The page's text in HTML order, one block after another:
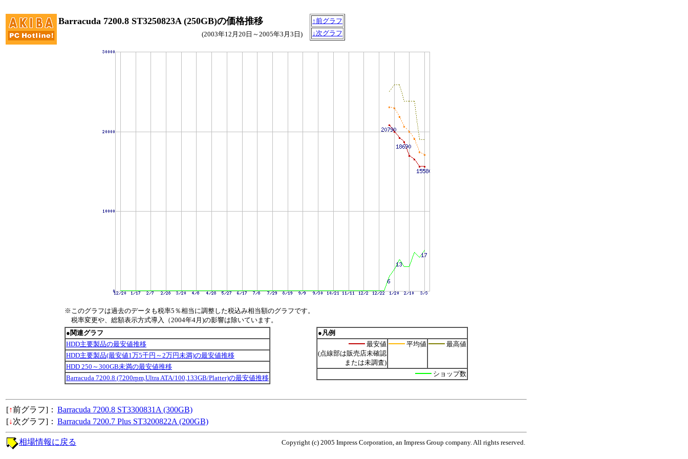
Barracuda 7200.8 ST3250823A (250GB)の価格推移
↑前グラフ
↓次グラフ
(2003年12月20日～2005年3月3日)
※このグラフは過去のデータも税率5％相当に調整した税込み相当額のグラフです。
税率変更や、総額表示方式導入（2004年4月)の影響は除いています。
●関連グラフ
HDD主要製品の最安値推移
HDD主要製品(最安値1万5千円～2万円未満)の最安値推移
HDD 250～300GB未満の最安値推移
Barracuda 7200.8 (7200rpm,Ultra ATA/100,133GB/Platter)の最安値推移
●凡例
最安値
(点線部は販売店未確認
または未調査)
平均値 最高値
ショップ数
[↑前グラフ]： Barracuda 7200.8 ST3300831A (300GB)
[↓次グラフ]： Barracuda 7200.7 Plus ST3200822A (200GB)
Copyright (c) 2005 Impress Corporation, an Impress Group company. All rights reserved.
相場情報に戻る